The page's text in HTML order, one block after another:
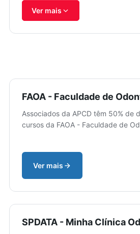
Ver mais
FAOA - Faculdade de
Associados da APCD têm 50% de
cursos da FAOA - Faculdade de
Ver mais
SPDATA - Minha Clínica